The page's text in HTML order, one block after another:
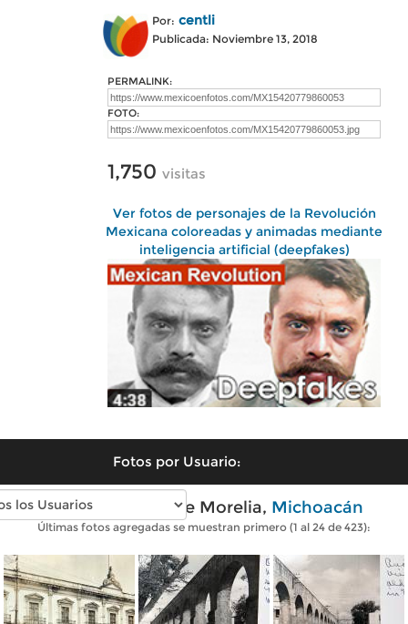
Por: centli
Publicada: Noviembre 13, 2018
PERMALINK:
FOTO:
1,750 visitas
Ver fotos de personajes de la Revolución
Mexicana coloreadas y animadas mediante
inteligencia artificial (deepfakes)
Fotos por Usuario:
Fotos antiguas de Morelia, Michoacán
Últimas fotos agregadas se muestran primero (1 al 24 de 423):